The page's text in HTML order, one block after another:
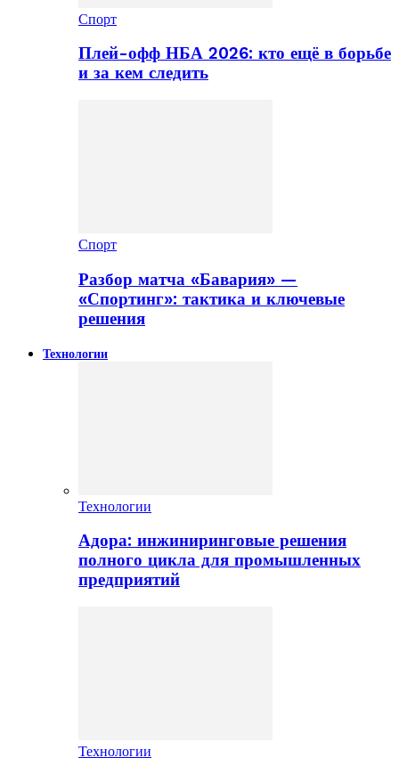
Спорт
Плей-офф НБА 2026: кто ещё в борьбе
и за кем следить
Спорт
Разбор матча «Бавария» —
«Спортинг»: тактика и ключевые
решения
Технологии
Технологии
Адора: инжиниринговые решения
полного цикла для промышленных
предприятий
Технологии